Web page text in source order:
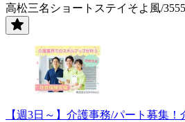
高松三名ショートステイそよ風/
【週3日～】介護事務/パート募集